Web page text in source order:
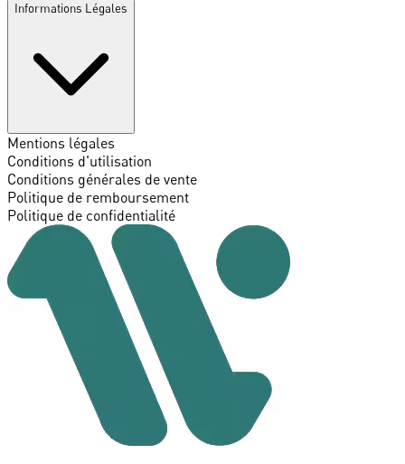
Informations Légales
Mentions légales
Conditions d'utilisation
Conditions générales de vente
Politique de remboursement
Politique de confidentialité